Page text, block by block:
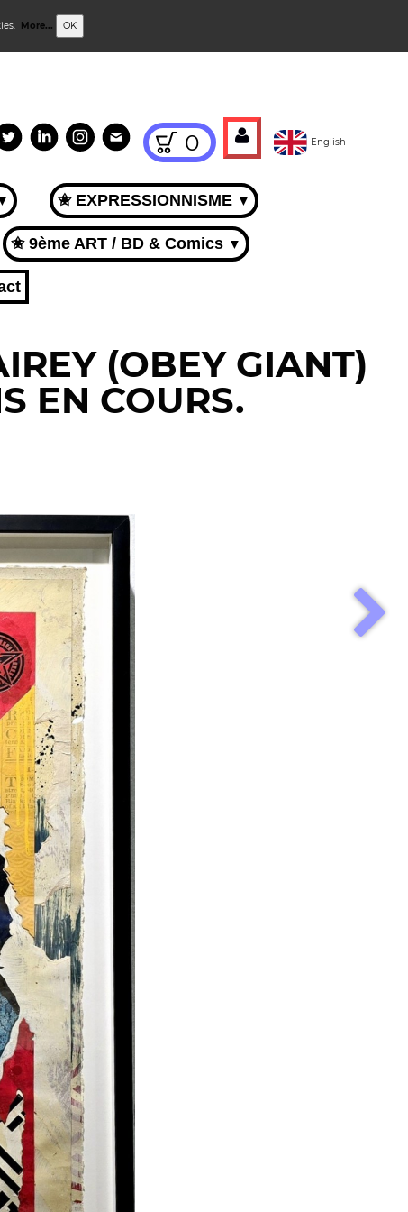
More... OK
0 English
✬ EXPRESSIONNISME ▼
✬ 9ème ART / BD & Comics ▼
(OBEY GIANT)
EN COURS.